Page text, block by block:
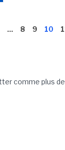
... 8 9 10
comme plus